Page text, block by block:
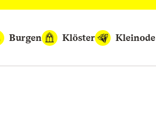
Burgen Klöster Kleinode